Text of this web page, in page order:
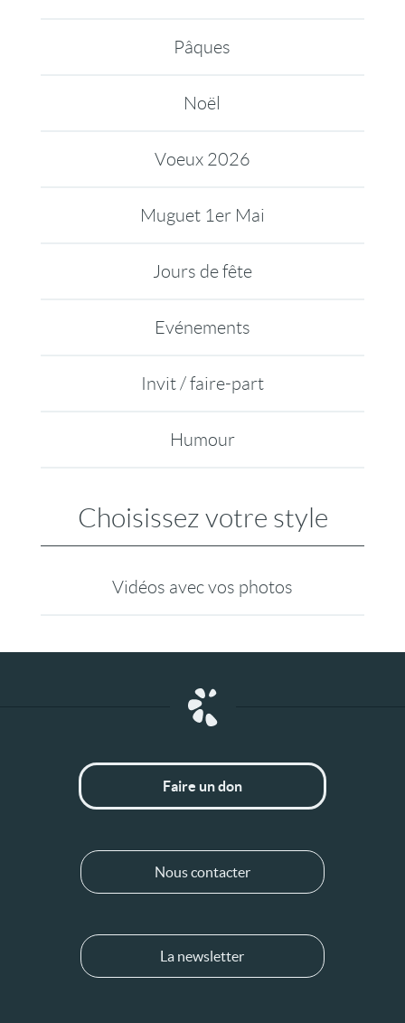
Pâques
Noël
Voeux 2026
Muguet 1er Mai
Jours de fête
Evénements
Invit / faire-part
Humour
Choisissez votre style
Vidéos avec vos photos
Faire un don
Nous contacter
La newsletter